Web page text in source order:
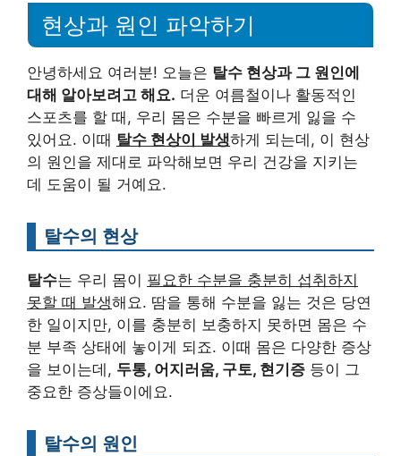
현상과 원인 파악하기
안녕하세요 여러분! 오늘은 탈수 현상과 그 원인에
대해 알아보려고 해요. 더운 여름철이나 활동적인
스포츠를 할 때, 우리 몸은 수분을 빠르게 잃을 수
있어요. 이때 탈수 현상이 발생하게 되는데, 이 현상
의 원인을 제대로 파악해보면 우리 건강을 지키는
데 도움이 될 거예요.
탈수의 현상
탈수는 우리 몸이 필요한 수분을 충분히 섭취하지
못할 때 발생해요. 땀을 통해 수분을 잃는 것은 당연
한 일이지만, 이를 충분히 보충하지 못하면 몸은 수
분 부족 상태에 놓이게 되죠. 이때 몸은 다양한 증상
을 보이는데, 두통, 어지러움, 구토, 현기증 등이 그
중요한 증상들이에요.
탈수의 원인